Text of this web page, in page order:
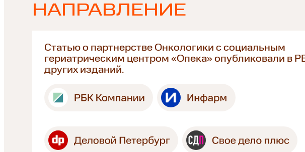
НАПРАВЛЕНИЕ
Статью о партнерстве Онкологики с социальным
гериатрическим центром «Опека» опубликовали в
других изданий.